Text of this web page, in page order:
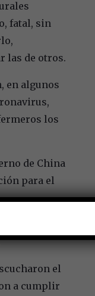
fatal, sin
las de otros.
en algunos
los
de China
para el
el
a cumplir